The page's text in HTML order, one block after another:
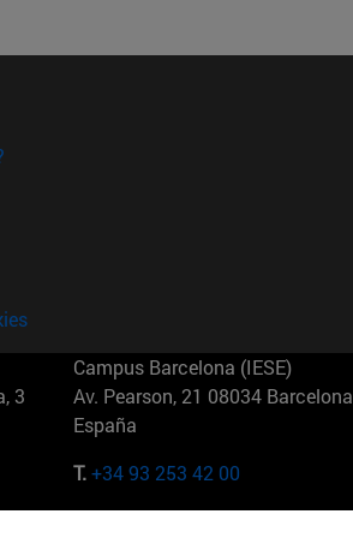
3
Campus Barcelona (IESE)
Av. Pearson, 21 08034 Barcelona
España
T.+34 93 253 42 00